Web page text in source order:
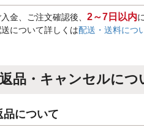
金、ご注文確認後、 2～7日以内
について詳しくは配送・送料につ
返品・キャンセルにつ
品について